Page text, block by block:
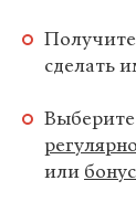
Получите
сделать
или